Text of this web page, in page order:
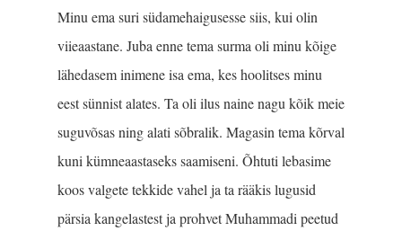
Minu ema suri südamehaigusesse siis, kui olin
viieaastane. Juba enne tema surma oli minu kõige
lähedasem inimene isa ema, kes hoolitses minu
eest sünnist alates. Ta oli ilus naine nagu kõik meie
suguvõsas ning alati sõbralik. Magasin tema kõrval
kuni kümneaastaseks saamiseni. Õhtuti lebasime
koos valgete tekkide vahel ja ta rääkis lugusid
pärsia kangelastest ja prohvet Muhammadi peetud